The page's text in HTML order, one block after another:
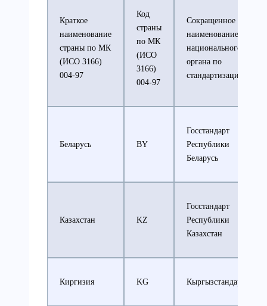
Краткое
наименование
страны по МК
(ИСО 3166)
004-97
Код
страны
по МК
(ИСО
3166)
004-97
Сокращенное
наименование
национального
органа по
стандартизации
Беларусь BY
Госстандарт
Республики
Беларусь
Казахстан KZ
Госстандарт
Республики
Казахстан
Киргизия KG Кыргызстандарт